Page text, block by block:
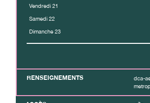
Vendredi 21
Samedi 22
Dimanche 23
RENSEIGNEMENTS
dca-